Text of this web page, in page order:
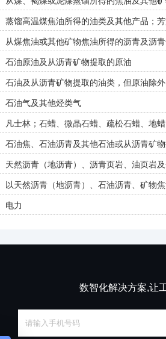
蒸馏高温煤焦油所得的油类及其他产品；
从煤焦油或其他矿物焦油所得的沥青及沥
石油原油及从沥青矿物提取的原油
石油及从沥青矿物提取的油类，但原油除
石油气及其他烃类气
凡士林；石蜡、微晶石蜡、疏松石蜡、地
石油焦、石油沥青及其他石油或从沥青矿
天然沥青（地沥青）、沥青页岩、油页岩
以天然沥青（地沥青）、石油沥青、矿物
电力
数智化解决方案,让